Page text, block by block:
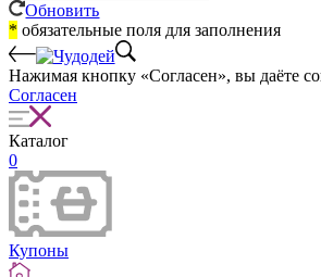
Обновить
* обязательные поля для заполнения
Нажимая кнопку «Согласен», вы даёте
Согласен
Каталог
0
Купоны